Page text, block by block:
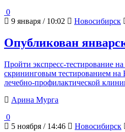
0
9 января / 10:02
Новосибирск
Опубликован
Пройти экспресс-тестирование
скрининговым тестированием на
лечебно-профилактической
Арина Мурга
0
5 ноября / 14:46
Новосибирск